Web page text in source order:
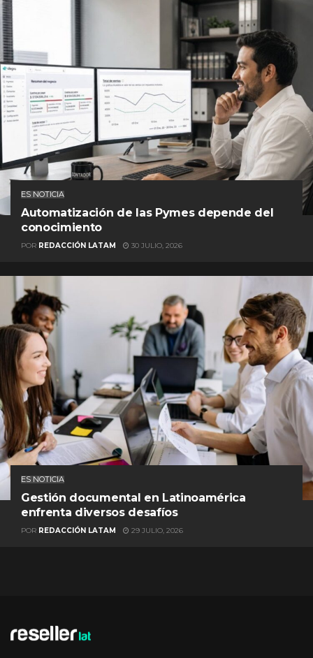
ES NOTICIA
Automatización de las Pymes depende del
conocimiento
POR REDACCIÓN LATAM 30 JULIO, 2026
ES NOTICIA
Gestión documental en Latinoamérica
enfrenta diversos desafíos
POR REDACCIÓN LATAM 29 JULIO, 2026